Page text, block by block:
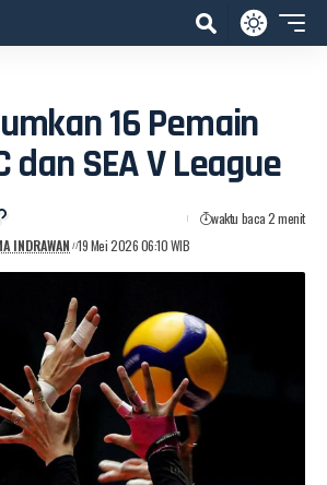
16 Pemain
dan SEA V League
INDRAWAN 19 Mei 2026 06:10 WIB
waktu baca 2 menit